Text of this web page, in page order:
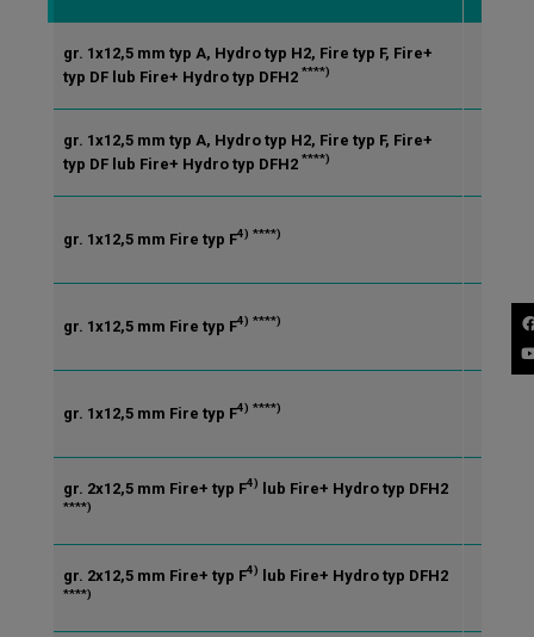
gr. 1x12,5 mm typ A, Hydro typ H2, Fire typ F, Fire+
typ DF lub Fire+ Hydro typ DFH2****)
gr. 1x12,5 mm typ A, Hydro typ H2, Fire typ F, Fire+
typ DF lub Fire+ Hydro typ DFH2****)
gr. 1x12,5 mm Fire typ F4) ****)
gr. 1x12,5 mm Fire typ F4) ****)
gr. 1x12,5 mm Fire typ F4) ****)
gr. 2x12,5 mm Fire+ typ F4) lub Fire+ Hydro typ DFH2
****)
gr. 2x12,5 mm Fire+ typ F4) lub Fire+ Hydro typ DFH2
****)